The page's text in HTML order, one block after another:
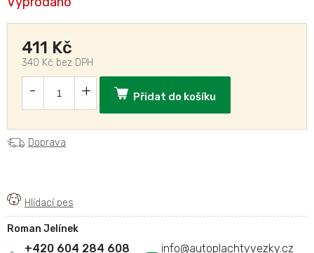
411 Kč
340 Kč bez DPH
Přidat do košíku
Roman Jelínek
info@autoplachtyvezky.cz
+420 604 284 608
Doprava